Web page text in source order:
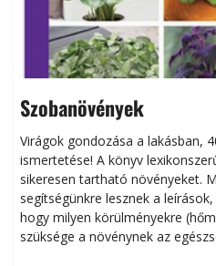
Szobanövények
Virágok gondozása a lakásban,
ismertetése! A könyv
sikeresen tart­ha­tó növényeket.
segítségünkre lesznek a
hogy milyen körülményekre
szüksége a növénynek az